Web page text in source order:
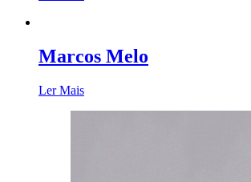
Marcos Melo
Ler Mais